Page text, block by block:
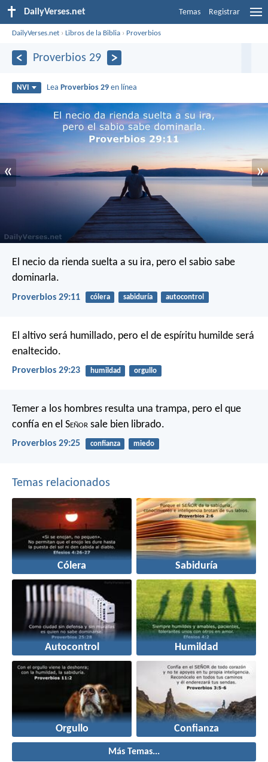
DailyVerses.net Temas Registrar
DailyVerses.net ›Libros de la Biblia › Proverbios
Proverbios 29
NVI Lea Proverbios 29 en línea
« »
El necio da rienda suelta a su ira, pero el sabio sabe
dominarla.
Proverbios 29:11 cólera sabiduría autocontrol
El altivo será humillado, pero el de espíritu humilde será
enaltecido.
Proverbios 29:23 humildad orgullo
Temer a los hombres resulta una trampa, pero el que
confía en el Señor sale bien librado.
Proverbios 29:25 confianza miedo
Temas relacionados
Cólera Sabiduría
Autocontrol Humildad
Orgullo Confianza
Más Temas...